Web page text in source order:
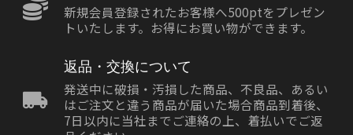
新規会員登録されたお客様へ500ptをプレゼン
トいたします。お得にお買い物ができます。
返品・交換について
発送中に破損・汚損した商品、不良品、あるい
はご注文と違う商品が届いた場合商品到着後、
7日以内に当社までご連絡の上、着払いでご返